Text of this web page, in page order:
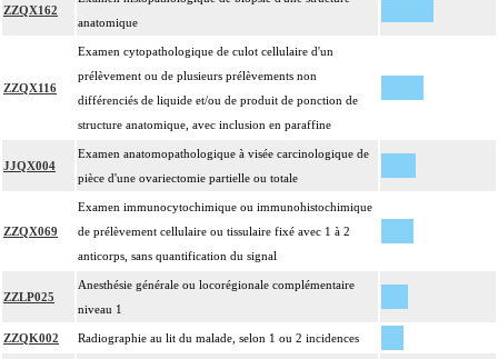
17
Par organe profond, on entend : tout organe ou toute structure non vasculaire,
de localisation intrathoracique ou intraabdominale.
Par organe superficiel, on entend : tout organe ou toute structure non
vasculaire, en dehors de ces localisations.
Par cible, on entend : lésion individualisée à prélever, quel que soit le nombre
de ponctions ou de biopsies effectuées à son niveau.
ZZQX162
anatomique
ZZQX116
Examen cytopathologique de culot cellulaire d'un
prélèvement ou de plusieurs prélèvements non
différenciés de liquide et/ou de produit de ponction de
structure anatomique, avec inclusion en paraffine
JJQX004
Examen anatomopathologique à visée carcinologique de
pièce d'une ovariectomie partielle ou totale
ZZQX069
Examen immunocytochimique ou immunohistochimique
de prélèvement cellulaire ou tissulaire fixé avec 1 à 2
anticorps, sans quantification du signal
ZZLP025
Anesthésie générale ou locorégionale complémentaire
niveau 1
ZZQK002 Radiographie au lit du malade, selon 1 ou 2 incidences